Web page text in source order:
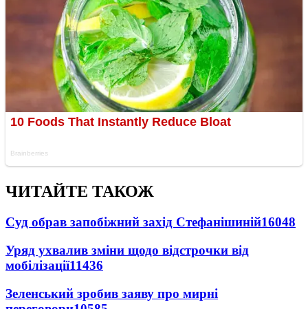
ЧИТАЙТЕ ТАКОЖ
Суд обрав запобіжний захід Стефанішиній16048
Уряд ухвалив зміни щодо відстрочки від
мобілізації11436
Зеленський зробив заяву про мирні